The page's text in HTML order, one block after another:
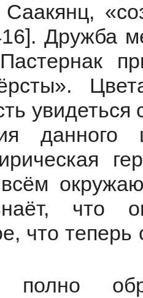
Дружба
Пастернак
всём
что
что
полно